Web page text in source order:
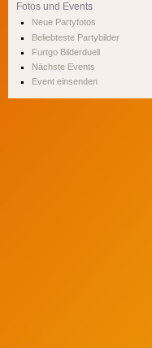
Fotos und Events
Neue Partyfotos
Beliebteste Partybilder
Furtgo Bilderduell
Nächste Events
Event einsenden